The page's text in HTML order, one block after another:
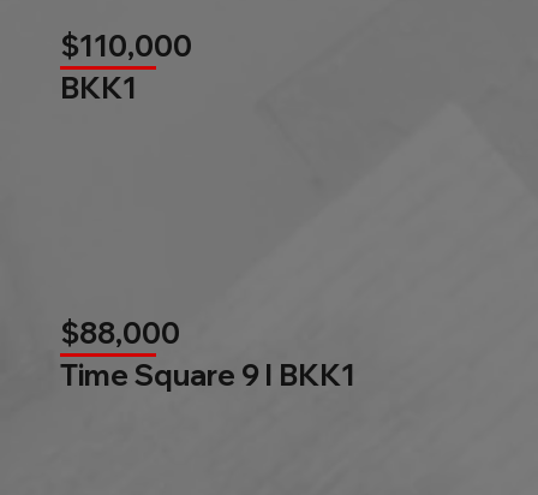
$110,000
BKK1
$88,000
Time Square 9 l BKK1